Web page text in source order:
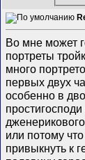
Во мне может
портреты
много
первых двух
особенно в
или потому
привыкнуть к